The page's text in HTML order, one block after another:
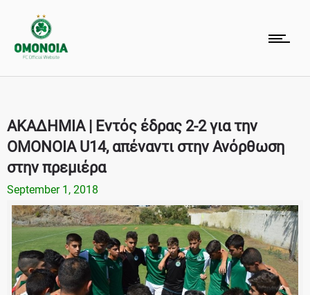
ΑΚΑΔΗΜΙΑ | Εντός έδρας 2-2 για την
ΟΜΟΝΟΙΑ U14, απέναντι στην Ανόρθωση
στην πρεμιέρα
September 1, 2018